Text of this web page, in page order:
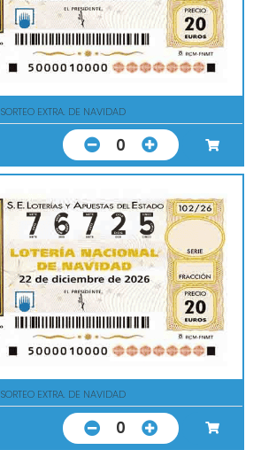
SORTEO EXTRA. DE NAVIDAD
0
SORTEO EXTRA. DE NAVIDAD
0